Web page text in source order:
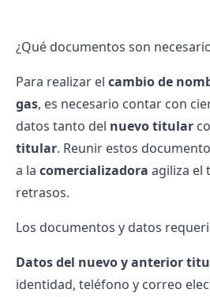
¿Qué documentos son
Para realizar el cambio de
gas, es necesario contar con
datos tanto del nuevo titular
titular. Reunir estos
a la comercializadora agiliza el
retrasos.
Los documentos y datos
Datos del nuevo y anterior
identidad, teléfono y correo